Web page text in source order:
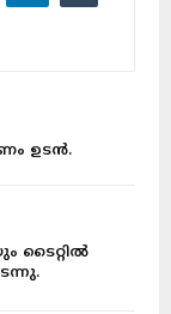
ഉടൻ.
ടൈറ്റിൽ